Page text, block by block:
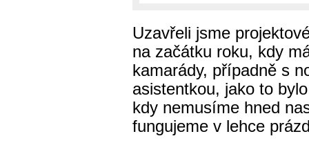
Uzavřeli jsme
na začátku roku, kdy
kamarády, případně s
asistentkou, jako to
kdy nemusíme hned
fungujeme v lehce